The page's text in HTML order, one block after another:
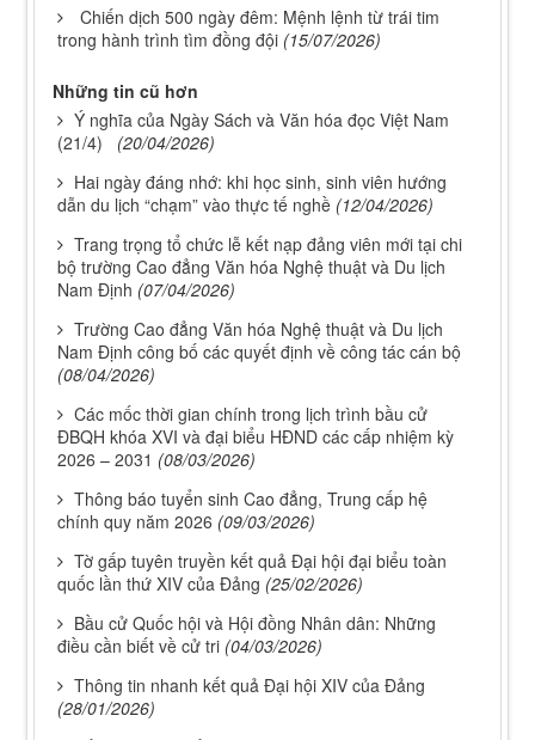
Chiến dịch 500 ngày đêm: Mệnh lệnh từ trái tim
trong hành trình tìm đồng đội (15/07/2026)
Những tin cũ hơn
Ý nghĩa của Ngày Sách và Văn hóa đọc Việt Nam
(21/4)
(20/04/2026)
Hai ngày đáng nhớ: khi học sinh, sinh viên hướng
dẫn du lịch “chạm” vào thực tế nghề (12/04/2026)
Trang trọng tổ chức lễ kết nạp đảng viên mới tại chi
bộ trường Cao đẳng Văn hóa Nghệ thuật và Du lịch
Nam Định (07/04/2026)
Trường Cao đẳng Văn hóa Nghệ thuật và Du lịch
Nam Định công bố các quyết định về công tác cán bộ
(08/04/2026)
Các mốc thời gian chính trong lịch trình bầu cử
ĐBQH khóa XVI và đại biểu HĐND các cấp nhiệm kỳ
2026 – 2031 (08/03/2026)
Thông báo tuyển sinh Cao đẳng, Trung cấp hệ
chính quy năm 2026 (09/03/2026)
Tờ gấp tuyên truyền kết quả Đại hội đại biểu toàn
quốc lần thứ XIV của Đảng (25/02/2026)
Bầu cử Quốc hội và Hội đồng Nhân dân: Những
điều cần biết về cử tri (04/03/2026)
Thông tin nhanh kết quả Đại hội XIV của Đảng
(28/01/2026)